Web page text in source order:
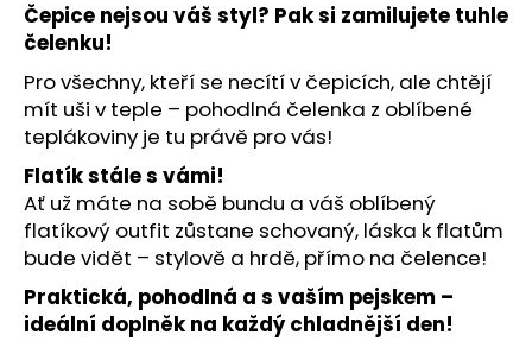
Čepice nejsou váš styl? Pak si zamilujete tuhle
čelenku!
Pro všechny, kteří se necítí v čepicích, ale chtějí
mít uši v teple – pohodlná čelenka z oblíbené
teplákoviny je tu právě pro vás!
Flatík stále s vámi!
Ať už máte na sobě bundu a váš oblíbený
flatíkový outfit zůstane schovaný, láska k flatům
bude vidět – stylově a hrdě, přímo na čelence!
Praktická, pohodlná a s vaším pejskem –
ideální doplněk na každý chladnější den!
D
o
p
o
r
u
č
u
j
e
m
e